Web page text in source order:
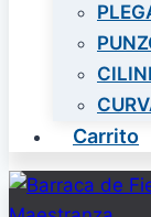
Carrito